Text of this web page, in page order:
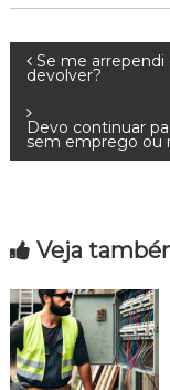
N
a
v
g
a
ç
Se me arrependi
devolver?
Devo continuar
sem emprego ou
Veja